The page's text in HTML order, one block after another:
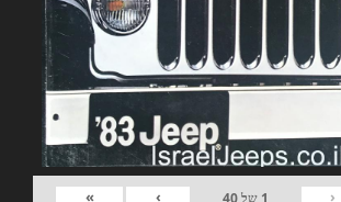
‹
1 של40
›
»